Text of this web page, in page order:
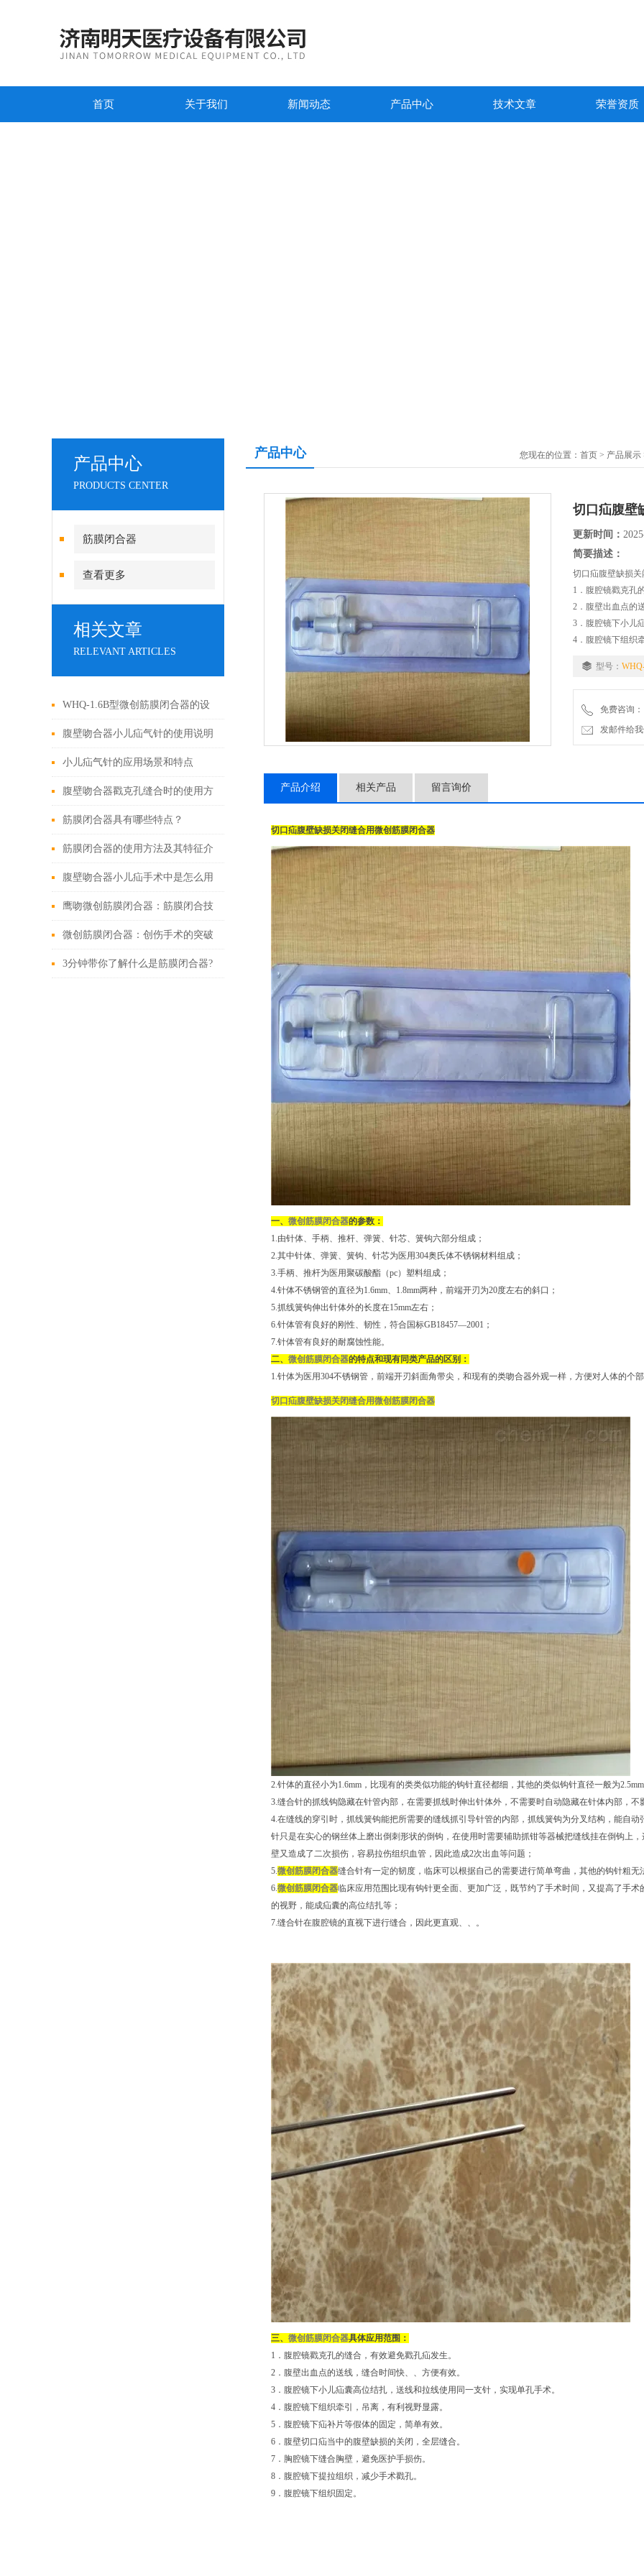
首页 关于我们 新闻动态 产品中心 技术文章 荣誉资质
产品中心
PRODUCTS CENTER
筋膜闭合器
查看更多
相关文章
RELEVANT ARTICLES
WHQ-1.6B型微创筋膜闭合器的设
计原理与应用
腹壁吻合器小儿疝气针的使用说明
小儿疝气针的应用场景和特点
腹壁吻合器戳克孔缝合时的使用方
法
筋膜闭合器具有哪些特点？
筋膜闭合器的使用方法及其特征介
绍
腹壁吻合器小儿疝手术中是怎么用
的
鹰吻微创筋膜闭合器：筋膜闭合技
术大突破
微创筋膜闭合器：创伤手术的突破
性进展
3分钟带你了解什么是筋膜闭合器?
产品中心 您现在的位置： 首页 > 产品展示
切口疝腹壁
更新时间：
简要描述：
切口疝腹壁缺损
1．腹腔镜戳克孔
2．腹壁出血点的
3．腹腔镜下小儿
4．腹腔镜下组织
型号：
免费咨询：
发邮件给我
产品介绍 相关产品 留言询价
切口疝腹壁缺损关闭缝合用微创筋膜闭合器
一、 微创筋膜闭合器的参数：
1.由针体、手柄、推杆、弹簧、针芯、簧钩六部分组成；
2.其中针体、弹簧、簧钩、针芯为医用304奥氏体不锈钢材料组成；
3.手柄、推杆为医用聚碳酸酯（pc）塑料组成；
4.针体不锈钢管的直径为1.6mm、1.8mm两种，前端开刃为20度左右的斜口；
5.抓线簧钩伸出针体外的长度在15mm左右；
6.针体管有良好的刚性、韧性，符合国标GB18457—2001；
7.针体管有良好的耐腐蚀性能。
二、 微创筋膜闭合器的特点和现有同类产品的区别：
1.针体为医用304不锈钢管，前端开刃斜面角带尖，和现有的类吻合器外观一样，方便对人体的个部
切口疝腹壁缺损关闭缝合用微创筋膜闭合器
2.针体的直径小为1.6mm，比现有的类类似功能的钩针直径都细，其他的类似钩针直径一般为
3.缝合针的抓线钩隐藏在针管内部，在需要抓线时伸出针体外，不需要时自动隐藏在针体内部，不
4.在缝线的穿引时，抓线簧钩能把所需要的缝线抓引导针管的内部，抓线簧钩为分叉结构，能自
针只是在实心的钢丝体上磨出倒刺形状的倒钩，在使用时需要辅助抓钳等器械把缝线挂在倒钩上
壁又造成了二次损伤，容易拉伤组织血管，因此造成2次出血等问题；
5.微创筋膜闭合器缝合针有一定的韧度，临床可以根据自己的需要进行简单弯曲，其他的钩针粗
6.微创筋膜闭合器临床应用范围比现有钩针更全面、更加广泛，既节约了手术时间，又提高了手
的视野，能成疝囊的高位结扎等；
7.缝合针在腹腔镜的直视下进行缝合，因此更直观、、。
三、 微创筋膜闭合器具体应用范围：
1．腹腔镜戳克孔的缝合，有效避免戳孔疝发生。
2．腹壁出血点的送线，缝合时间快、、方便有效。
3．腹腔镜下小儿疝囊高位结扎，送线和拉线使用同一支针，实现单孔手术。
4．腹腔镜下组织牵引，吊离，有利视野显露。
5．腹腔镜下疝补片等假体的固定，简单有效。
6．腹壁切口疝当中的腹壁缺损的关闭，全层缝合。
7．胸腔镜下缝合胸壁，避免医护手损伤。
8．腹腔镜下提拉组织，减少手术戳孔。
9．腹腔镜下组织固定。